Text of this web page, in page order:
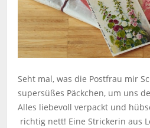
Seht mal, was die Postfrau mir
supersüßes Päckchen, um uns
Alles liebevoll verpackt und
richtig nett! Eine Strickerin aus